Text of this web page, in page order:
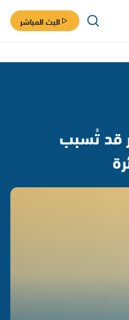
البث المباشر
قد تُسبب